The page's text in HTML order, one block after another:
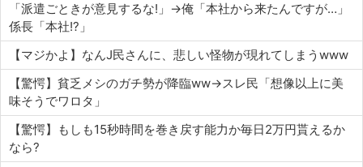
「派遣ごときが意見するな!」→俺「本社から来たんですが…」
係長「本社!?」
【マジかよ】なんJ民さんに、悲しい怪物が現れてしまうwww
【驚愕】貧乏メシのガチ勢が降臨ww→スレ民「想像以上に美
味そうでワロタ」
【驚愕】もしも15秒時間を巻き戻す能力か毎日2万円貰えるか
なら?